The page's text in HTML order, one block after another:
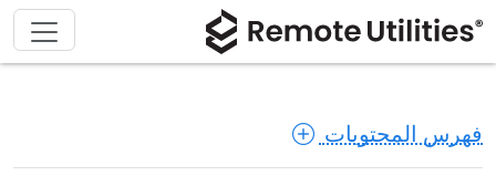
فهرس المحتويات